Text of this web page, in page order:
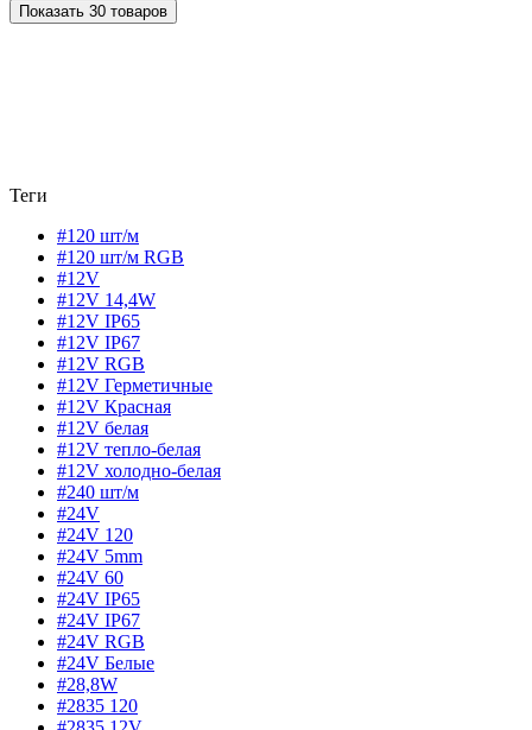
Показать 30 товаров
Теги
#120 шт/м
#120 шт/м RGB
#12V
#12V 14,4W
#12V IP65
#12V IP67
#12V RGB
#12V Герметичные
#12V Красная
#12V белая
#12V тепло-белая
#12V холодно-белая
#240 шт/м
#24V
#24V 120
#24V 5mm
#24V 60
#24V IP65
#24V IP67
#24V RGB
#24V Белые
#28,8W
#2835 120